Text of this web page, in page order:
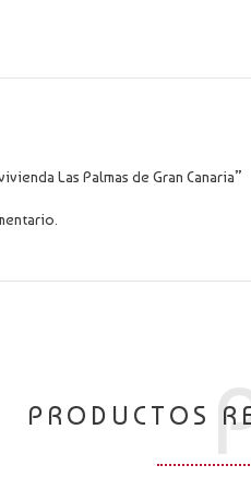
Las Palmas de Gran Canaria”
PRODUCTOS